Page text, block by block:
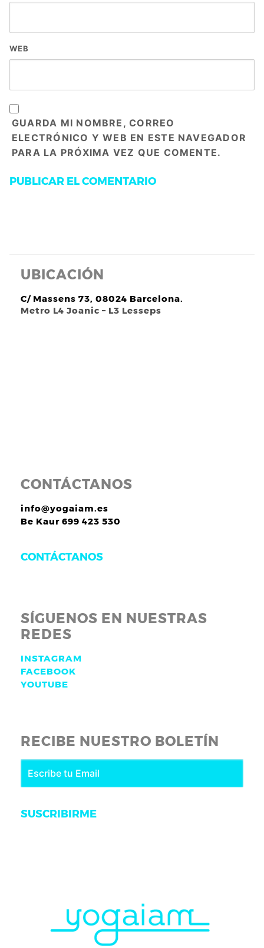
WEB
GUARDA MI NOMBRE, CORREO
ELECTRÓNICO Y WEB EN ESTE NAVEGADOR
PARA LA PRÓXIMA VEZ QUE COMENTE.
UBICACIÓN
C/ Massens 73, 08024 Barcelona.
Metro L4 Joanic – L3 Lesseps
CONTÁCTANOS
info@yogaiam.es
Be Kaur 699 423 530
CONTÁCTANOS
SÍGUENOS EN NUESTRAS
REDES
INSTAGRAM
FACEBOOK
YOUTUBE
RECIBE NUESTRO BOLETÍN
SUSCRIBIRME